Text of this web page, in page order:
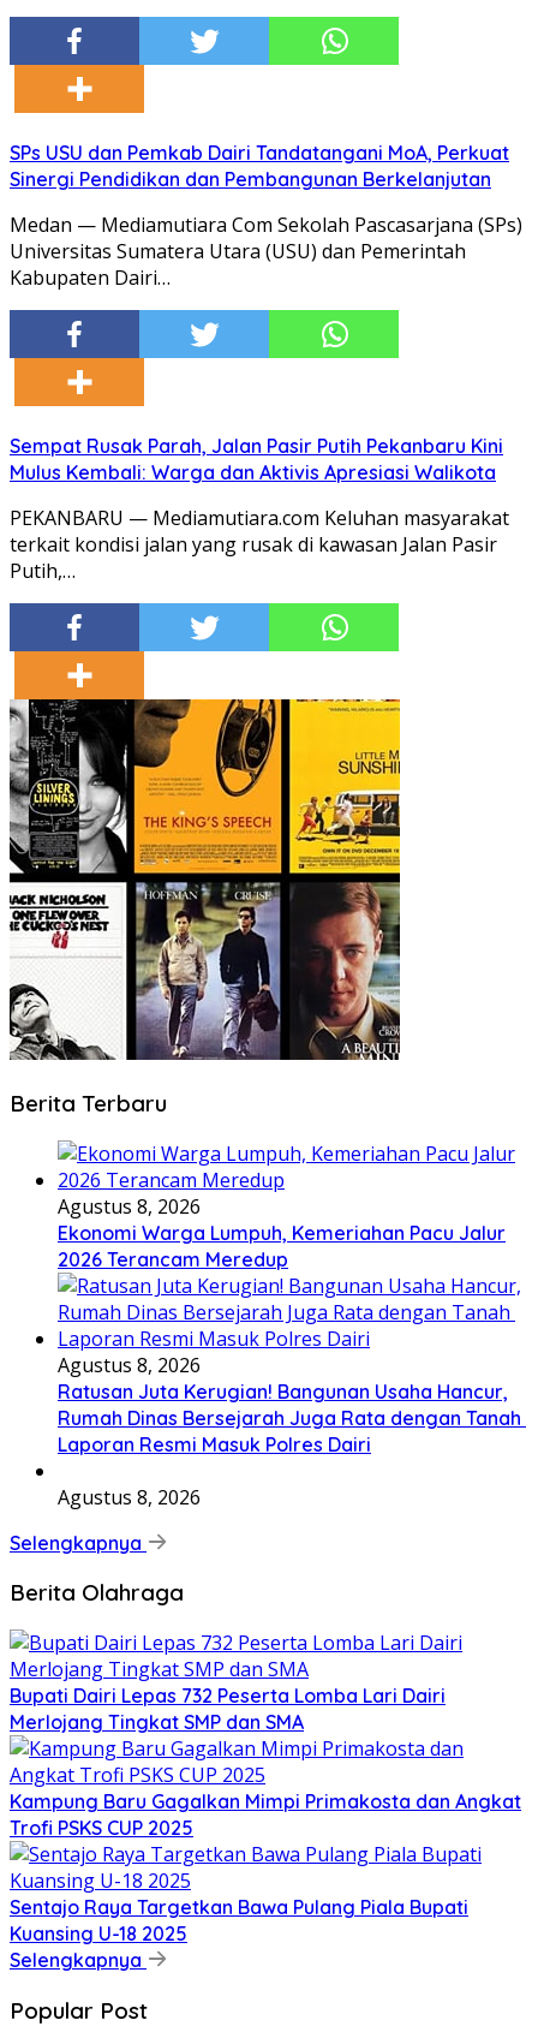
SPs USU dan Pemkab Dairi Tandatangani MoA, Perkuat
Sinergi Pendidikan dan Pembangunan Berkelanjutan
Medan — Mediamutiara Com Sekolah Pascasarjana (SPs)
Universitas Sumatera Utara (USU) dan Pemerintah
Kabupaten Dairi…
Sempat Rusak Parah, Jalan Pasir Putih Pekanbaru Kini
Mulus Kembali: Warga dan Aktivis Apresiasi Walikota
PEKANBARU — Mediamutiara.com Keluhan masyarakat
terkait kondisi jalan yang rusak di kawasan Jalan Pasir
Putih,…
Berita Terbaru
Agustus 8, 2026
Ekonomi Warga Lumpuh, Kemeriahan Pacu Jalur
2026 Terancam Meredup
Agustus 8, 2026
Ratusan Juta Kerugian! Bangunan Usaha Hancur,
Rumah Dinas Bersejarah Juga Rata dengan Tanah
Laporan Resmi Masuk Polres Dairi
Agustus 8, 2026
Selengkapnya
Berita Olahraga
Bupati Dairi Lepas 732 Peserta Lomba Lari Dairi
Merlojang Tingkat SMP dan SMA
Kampung Baru Gagalkan Mimpi Primakosta dan Angkat
Trofi PSKS CUP 2025
Sentajo Raya Targetkan Bawa Pulang Piala Bupati
Kuansing U-18 2025
Selengkapnya
Popular Post